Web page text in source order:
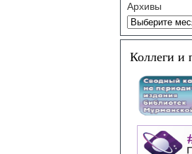
Архивы
Коллеги и